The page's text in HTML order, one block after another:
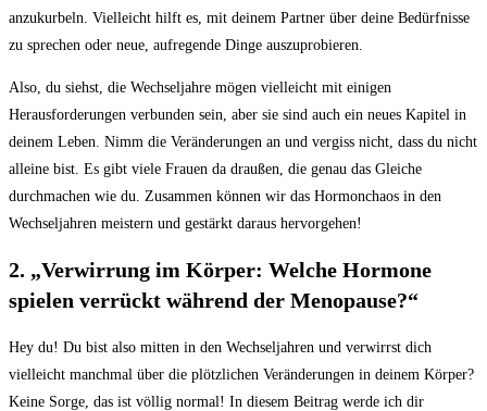
anzukurbeln. Vielleicht hilft ‌es, mit deinem Partner ‌über⁣ deine Bedürfnisse
zu sprechen oder neue, ⁣aufregende ⁢Dinge​ auszuprobieren.
Also, du siehst, die Wechseljahre mögen vielleicht ‌mit einigen
Herausforderungen⁣ verbunden sein, aber sie sind auch ein neues⁤ Kapitel in⁣
deinem Leben. Nimm die Veränderungen‍ an und vergiss nicht, dass du nicht
alleine ⁤bist. Es gibt⁤ viele‌ Frauen da draußen, die genau‍ das Gleiche
durchmachen wie‌ du. Zusammen können wir das ‌Hormonchaos ‌in den
Wechseljahren⁤ meistern‌ und gestärkt​ daraus hervorgehen!
2. „Verwirrung ⁢im Körper: Welche Hormone
spielen⁣ verrückt während der Menopause?“
Hey du! ‍Du bist also mitten in den Wechseljahren und ⁢verwirrst⁣ dich
vielleicht⁣ manchmal über die​ plötzlichen Veränderungen in deinem Körper?
Keine Sorge, das ⁤ist völlig normal! In ‍diesem Beitrag werde ich dir